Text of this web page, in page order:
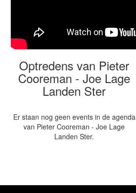
Optredens van Pieter
Cooreman - Joe Lage
Landen Ster
Er staan nog geen events in de agenda
van Pieter Cooreman - Joe Lage
Landen Ster.